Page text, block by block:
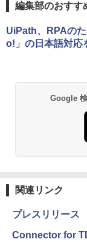
編集部のおすす
UiPath、RPAの
o!」の日本語対応
Google
関連リンク
プレスリリース
Connector for